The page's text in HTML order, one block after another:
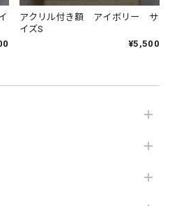
アクリル付き額 アイボリー サ
イズS
¥5,500